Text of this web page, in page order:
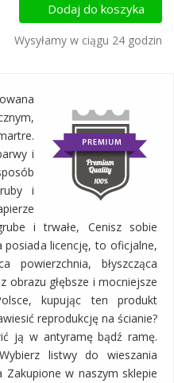
Dodaj do koszyka
Wysyłamy w ciągu 24 godzin
i
i
i trwałe, Cenisz sobie
posiada licencję, to oficjalne,
powierzchnia, błyszcząca
obrazu głębsze i mocniejsze
kupując ten produkt
reprodukcję na ścianie?
ją w antyramę bądź ramę.
listwy do wieszania
Zakupione w naszym sklepie